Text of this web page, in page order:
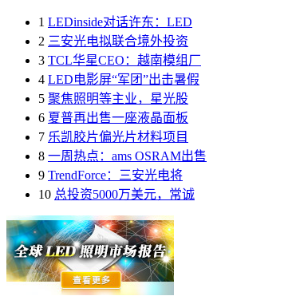
1 LEDinside对话许东：LED
2 三安光电拟联合境外投资
3 TCL华星CEO：越南模组厂
4 LED电影屏“军团”出击暑假
5 聚焦照明等主业，星光股
6 夏普再出售一座液晶面板
7 乐凯胶片偏光片材料项目
8 一周热点：ams OSRAM出售
9 TrendForce：三安光电将
10 总投资5000万美元，常诚